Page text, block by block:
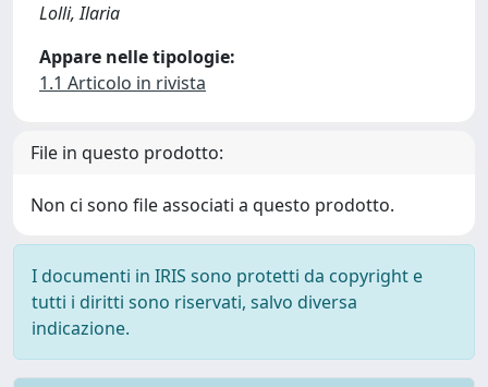
Lolli, Ilaria
Appare nelle tipologie:
1.1 Articolo in rivista
File in questo prodotto:
Non ci sono file associati a questo prodotto.
I documenti in IRIS sono protetti da copyright e
tutti i diritti sono riservati, salvo diversa
indicazione.